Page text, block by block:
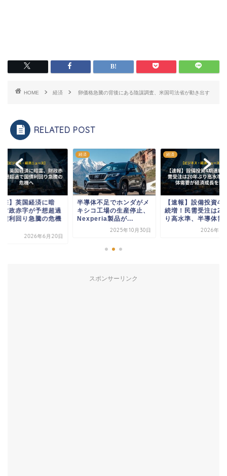
HOME 経済 卵価格急騰の背後にある陰謀調査、米国司法省が動き出す
RELATED POST
撃】英国経済に暗
財政赤字が予想超過
債利回り急騰の危機
2026年6月20日
経済
半導体不足でホンダがメ
キシコ工場の生産停止、
Nexperia製品が...
2025年10月30日
経済
【速報】設備投資4
続増！民需受注は20
り高水準、半導体需
2026年3
スポンサーリンク